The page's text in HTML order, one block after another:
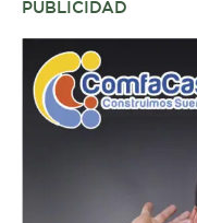
PUBLICIDAD